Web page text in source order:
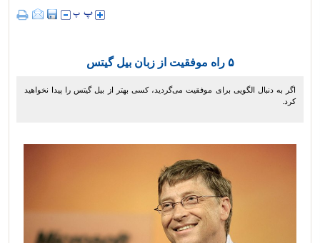
۵ راه موفقیت از زبان بیل گیتس
اگر به دنبال الگویی برای موفقیت می‌گردید، کسی بهتر از بیل گیتس را پیدا نخواهید
کرد.